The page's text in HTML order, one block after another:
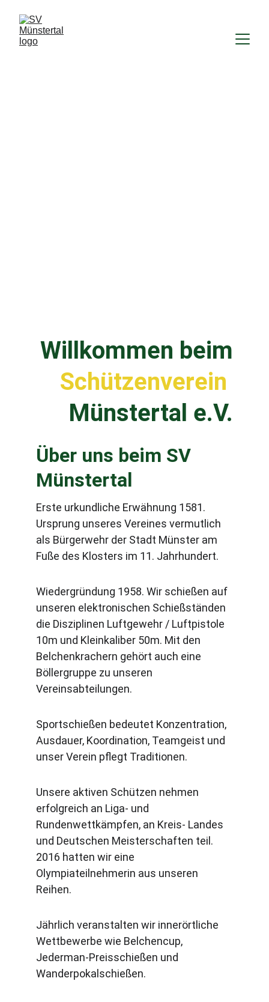
Willkommen beim
Schützenverein
Münstertal e.V.
Über uns beim SV
Münstertal
Erste urkundliche Erwähnung 1581.
Ursprung unseres Vereines vermutlich
als Bürgerwehr der Stadt Münster am
Fuße des Klosters im 11. Jahrhundert.
Wiedergründung 1958. Wir schießen auf
unseren elektronischen Schießständen
die Disziplinen Luftgewehr / Luftpistole
10m und Kleinkaliber 50m. Mit den
Belchenkrachern gehört auch eine
Böllergruppe zu unseren
Vereinsabteilungen.
Sportschießen bedeutet Konzentration,
Ausdauer, Koordination, Teamgeist und
unser Verein pflegt Traditionen.
Unsere aktiven Schützen nehmen
erfolgreich an Liga- und
Rundenwettkämpfen, an Kreis- Landes
und Deutschen Meisterschaften teil.
2016 hatten wir eine
Olympiateilnehmerin aus unseren
Reihen.
Jährlich veranstalten wir innerörtliche
Wettbewerbe wie Belchencup,
Jederman-Preisschießen und
Wanderpokalschießen.